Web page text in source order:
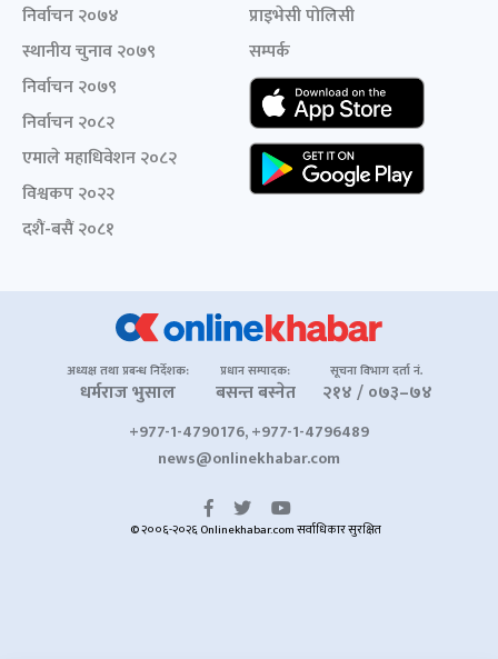
निर्वाचन २०७४
स्थानीय चुनाव २०७९
निर्वाचन २०७९
निर्वाचन २०८२
एमाले महाधिवेशन २०८२
विश्वकप २०२२
दशैं-बसैं २०८१
प्राइभेसी पोलिसी
सम्पर्क
अध्यक्ष तथा प्रबन्ध निर्देशक:
धर्मराज भुसाल
प्रधान सम्पादक:
बसन्त बस्नेत
सूचना विभाग दर्ता नं.
२१४ / ०७३–७४
+977-1-4790176, +977-1-4796489
news@onlinekhabar.com
© २००६-२०२६ Onlinekhabar.com सर्वाधिकार सुरक्षित